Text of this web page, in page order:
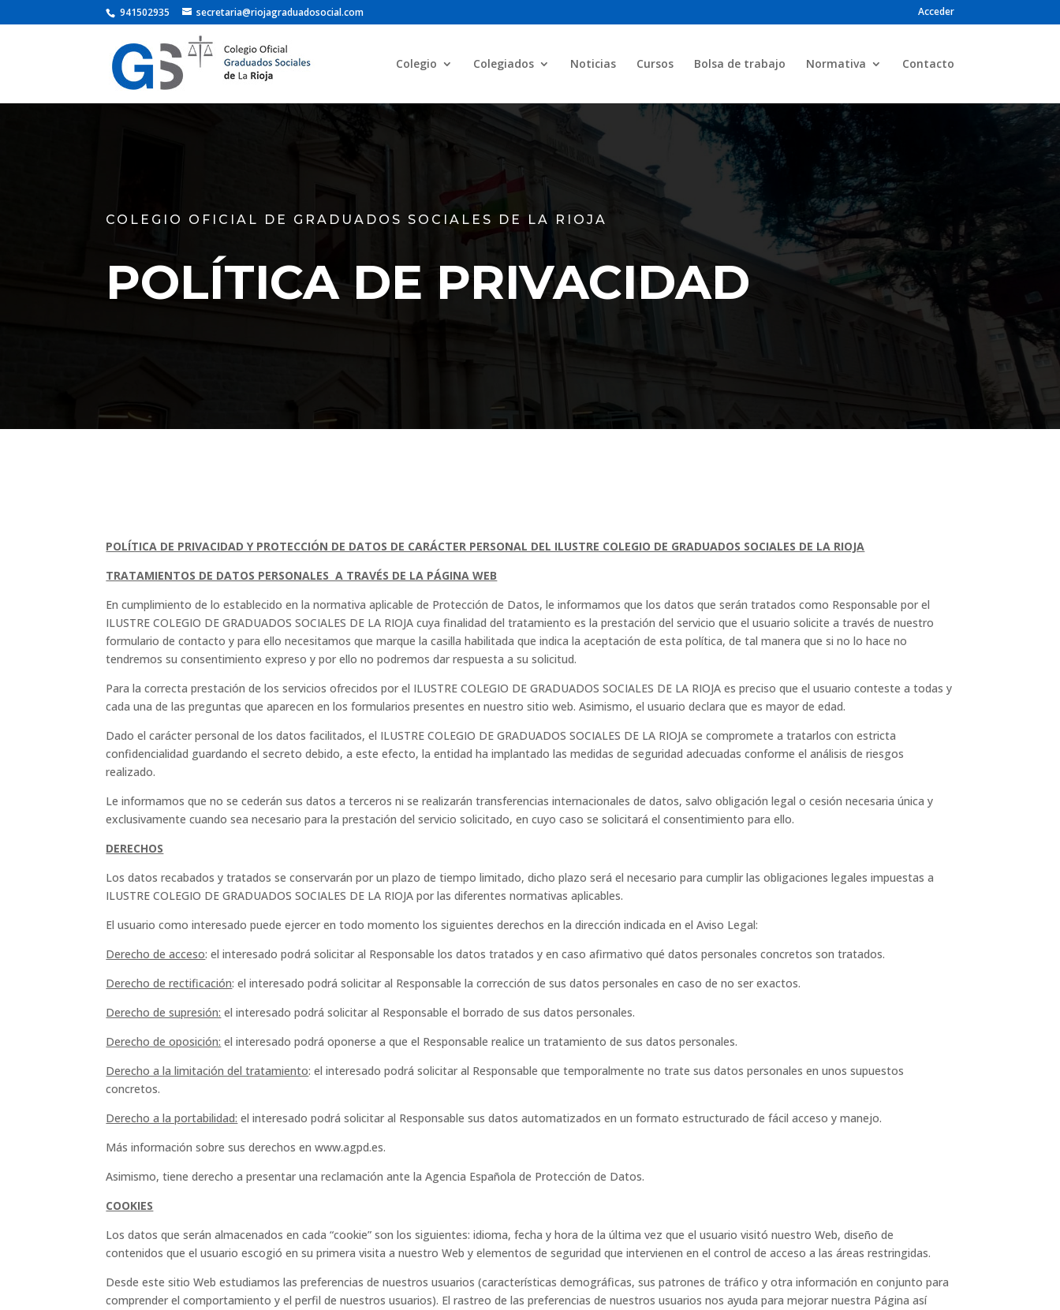
941502935 secretaria@riojagraduadosocial.com Acceder
Colegio Colegiados Noticias Cursos Bolsa de trabajo Normativa Contacto
COLEGIO OFICIAL DE GRADUADOS SOCIALES DE LA RIOJA
POLÍTICA DE PRIVACIDAD
POLÍTICA DE PRIVACIDAD Y PROTECCIÓN DE DATOS DE CARÁCTER PERSONAL DEL ILUSTRE COLEGIO DE GRADUADOS SOCIALES DE LA RIOJA
TRATAMIENTOS DE DATOS PERSONALES A TRAVÉS DE LA PÁGINA WEB
En cumplimiento de lo establecido en la normativa aplicable de Protección de Datos, le informamos que los datos que serán tratados como Responsable por el
ILUSTRE COLEGIO DE GRADUADOS SOCIALES DE LA RIOJA cuya finalidad del tratamiento es la prestación del servicio que el usuario solicite a través de nuestro
formulario de contacto y para ello necesitamos que marque la casilla habilitada que indica la aceptación de esta política, de tal manera que si no lo hace no
tendremos su consentimiento expreso y por ello no podremos dar respuesta a su solicitud.
Para la correcta prestación de los servicios ofrecidos por el ILUSTRE COLEGIO DE GRADUADOS SOCIALES DE LA RIOJA es preciso que el usuario conteste a todas y
cada una de las preguntas que aparecen en los formularios presentes en nuestro sitio web. Asimismo, el usuario declara que es mayor de edad.
Dado el carácter personal de los datos facilitados, el ILUSTRE COLEGIO DE GRADUADOS SOCIALES DE LA RIOJA se compromete a tratarlos con estricta
confidencialidad guardando el secreto debido, a este efecto, la entidad ha implantado las medidas de seguridad adecuadas conforme el análisis de riesgos
realizado.
Le informamos que no se cederán sus datos a terceros ni se realizarán transferencias internacionales de datos, salvo obligación legal o cesión necesaria única y
exclusivamente cuando sea necesario para la prestación del servicio solicitado, en cuyo caso se solicitará el consentimiento para ello.
DERECHOS
Los datos recabados y tratados se conservarán por un plazo de tiempo limitado, dicho plazo será el necesario para cumplir las obligaciones legales impuestas a
ILUSTRE COLEGIO DE GRADUADOS SOCIALES DE LA RIOJA por las diferentes normativas aplicables.
El usuario como interesado puede ejercer en todo momento los siguientes derechos en la dirección indicada en el Aviso Legal:
Derecho de acceso: el interesado podrá solicitar al Responsable los datos tratados y en caso afirmativo qué datos personales concretos son tratados.
Derecho de rectificación: el interesado podrá solicitar al Responsable la corrección de sus datos personales en caso de no ser exactos.
Derecho de supresión: el interesado podrá solicitar al Responsable el borrado de sus datos personales.
Derecho de oposición: el interesado podrá oponerse a que el Responsable realice un tratamiento de sus datos personales.
Derecho a la limitación del tratamiento: el interesado podrá solicitar al Responsable que temporalmente no trate sus datos personales en unos supuestos
concretos.
Derecho a la portabilidad: el interesado podrá solicitar al Responsable sus datos automatizados en un formato estructurado de fácil acceso y manejo.
Más información sobre sus derechos en www.agpd.es.
Asimismo, tiene derecho a presentar una reclamación ante la Agencia Española de Protección de Datos.
COOKIES
Los datos que serán almacenados en cada “cookie” son los siguientes: idioma, fecha y hora de la última vez que el usuario visitó nuestro Web, diseño de
contenidos que el usuario escogió en su primera visita a nuestro Web y elementos de seguridad que intervienen en el control de acceso a las áreas restringidas.
Desde este sitio Web estudiamos las preferencias de nuestros usuarios (características demográficas, sus patrones de tráfico y otra información en conjunto para
comprender el comportamiento y el perfil de nuestros usuarios). El rastreo de las preferencias de nuestros usuarios nos ayuda para mejorar nuestra Página así